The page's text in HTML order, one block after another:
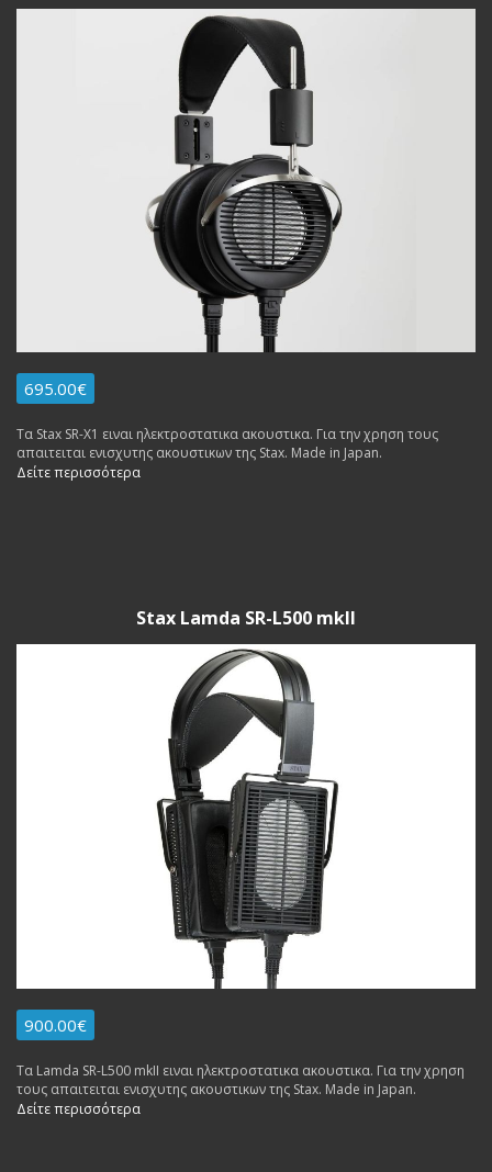
695.00€
Τα Stax SR-X1 ειναι ηλεκτροστατικα ακουστικα. Για την χρηση τους
απαιτειται ενισχυτης ακουστικων της Stax. Made in Japan.
Δείτε περισσότερα
Stax Lamda SR-L500 mkII
900.00€
Τα Lamda SR-L500 mkII ειναι ηλεκτροστατικα ακουστικα. Για την χρηση
τους απαιτειται ενισχυτης ακουστικων της Stax. Made in Japan.
Δείτε περισσότερα